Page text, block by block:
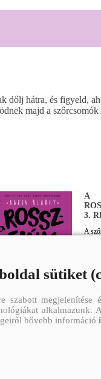
dőlj hátra, és figyeld,
majd a szőrcsomók
A
3.
A
1
ár:
sütiket
szabott megjelenítése
alkalmazunk.
bővebb információ